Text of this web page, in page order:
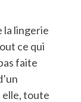
la lingerie
ce qui
faite
elle, toute